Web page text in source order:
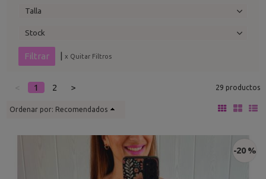
Talla
Stock
| x Quitar Filtros
1 2 > 29 productos
Ordenar por: Recomendados
-20 %